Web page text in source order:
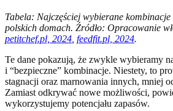
Tabela: Najczęściej wybierane kombinacje
polskich domach. Źródło: Opracowanie
petitchef.pl, 2024 feedfit.pl, 2024.
Te dane pokazują, że zwykle wybieramy
i “bezpieczne” kombinacje. Niestety, to
stagnacji oraz marnowania innych, mniej
Zamiast odkrywać nowe możliwości,
wykorzystujemy potencjału zapasów.